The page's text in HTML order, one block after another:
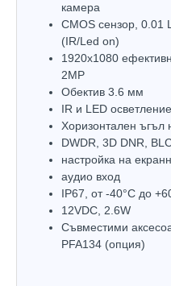
камера
CMOS сензор, 0.01
(IR/Led on)
1920х1080
2MP
Обектив 3.6 мм
IR и LED
Хоризонтален ъгъл
DWDR, 3D DNR,
настройка на
аудио вход
IP67, oт -40°С до
12VDC, 2.6W
Съвместими
PFA134 (опция)